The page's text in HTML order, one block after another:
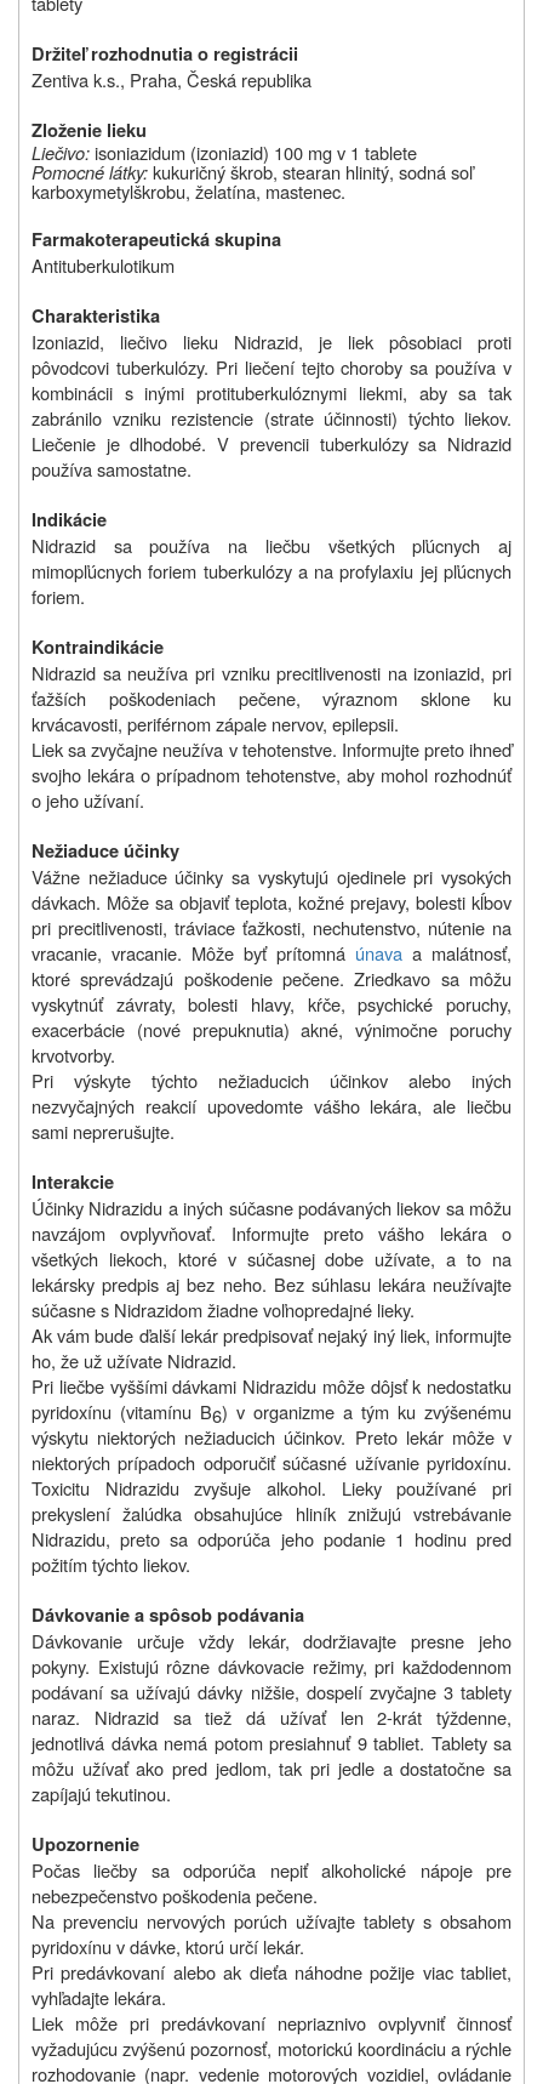
Držiteľ rozhodnutia o registrácii
Zentiva k.s., Praha, Česká republika
Zloženie lieku
Liečivo:isoniazidum (izoniazid) 100 mg v 1 tablete
Pomocné látky:kukuričný škrob, stearan hlinitý, sodná soľ
karboxymetylškrobu, želatína, mastenec.
Farmakoterapeutická skupina
Antituberkulotikum
Charakteristika
Izoniazid, liečivo lieku Nidrazid, je liek pôsobiaci proti
pôvodcovi tuberkulózy. Pri liečení tejto choroby sa používa v
kombinácii s inými protituberkulóznymi liekmi, aby sa tak
zabránilo vzniku rezistencie (strate účinnosti) týchto liekov.
Liečenie je dlhodobé. V prevencii tuberkulózy sa Nidrazid
používa samostatne.
Indikácie
Nidrazid sa používa na liečbu všetkých pľúcnych aj
mimopľúcnych foriem tuberkulózy a na profylaxiu jej pľúcnych
foriem.
Kontraindikácie
Nidrazid sa neužíva pri vzniku precitlivenosti na izoniazid, pri
ťažších poškodeniach pečene, výraznom sklone ku
krvácavosti, periférnom zápale nervov, epilepsii.
Liek sa zvyčajne neužíva v tehotenstve. Informujte preto ihneď
svojho lekára o prípadnom tehotenstve, aby mohol rozhodnúť
o jeho užívaní.
Nežiaduce účinky
Vážne nežiaduce účinky sa vyskytujú ojedinele pri vysokých
dávkach. Môže sa objaviť teplota, kožné prejavy, bolesti kĺbov
pri precitlivenosti, tráviace ťažkosti, nechutenstvo, nútenie na
vracanie, vracanie. Môže byť prítomná únava a malátnosť,
ktoré sprevádzajú poškodenie pečene. Zriedkavo sa môžu
vyskytnúť závraty, bolesti hlavy, kŕče, psychické poruchy,
exacerbácie (nové prepuknutia) akné, výnimočne poruchy
krvotvorby.
Pri výskyte týchto nežiaducich účinkov alebo iných
nezvyčajných reakcií upovedomte vášho lekára, ale liečbu
sami neprerušujte.
Interakcie
Účinky Nidrazidu a iných súčasne podávaných liekov sa môžu
navzájom ovplyvňovať. Informujte preto vášho lekára o
všetkých liekoch, ktoré v súčasnej dobe užívate, a to na
lekársky predpis aj bez neho. Bez súhlasu lekára neužívajte
súčasne s Nidrazidom žiadne voľnopredajné lieky.
Ak vám bude ďalší lekár predpisovať nejaký iný liek, informujte
ho, že už užívate Nidrazid.
Pri liečbe vyššími dávkami Nidrazidu môže dôjsť k nedostatku
pyridoxínu (vitamínu B6) v organizme a tým ku zvýšenému
výskytu niektorých nežiaducich účinkov. Preto lekár môže v
niektorých prípadoch odporučiť súčasné užívanie pyridoxínu.
Toxicitu Nidrazidu zvyšuje alkohol. Lieky používané pri
prekyslení žalúdka obsahujúce hliník znižujú vstrebávanie
Nidrazidu, preto sa odporúča jeho podanie 1 hodinu pred
požitím týchto liekov.
Dávkovanie a spôsob podávania
Dávkovanie určuje vždy lekár, dodržiavajte presne jeho
pokyny. Existujú rôzne dávkovacie režimy, pri každodennom
podávaní sa užívajú dávky nižšie, dospelí zvyčajne 3 tablety
naraz. Nidrazid sa tiež dá užívať len 2-krát týždenne,
jednotlivá dávka nemá potom presiahnuť 9 tabliet. Tablety sa
môžu užívať ako pred jedlom, tak pri jedle a dostatočne sa
zapíjajú tekutinou.
Upozornenie
Počas liečby sa odporúča nepiť alkoholické nápoje pre
nebezpečenstvo poškodenia pečene.
Na prevenciu nervových porúch užívajte tablety s obsahom
pyridoxínu v dávke, ktorú určí lekár.
Pri predávkovaní alebo ak dieťa náhodne požije viac tabliet,
vyhľadajte lekára.
Liek môže pri predávkovaní nepriaznivo ovplyvniť činnosť
vyžadujúcu zvýšenú pozornosť, motorickú koordináciu a rýchle
rozhodovanie (napr. vedenie motorových vozidiel, ovládanie